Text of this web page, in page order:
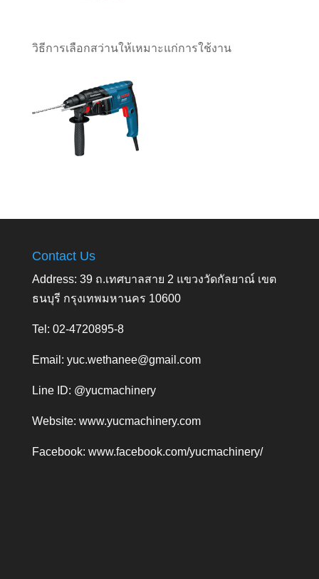
วิธีการเลือกสว่านให้เหมาะแก่การใช้งาน
Contact Us
Address: 39 ถ.เทศบาลสาย 2 แขวงวัดกัลยาณ์ เขต
ธนบุรี กรุงเทพมหานคร 10600
Tel: 02-4720895-8
Email: yuc.wethanee@gmail.com
Line ID: @yucmachinery
Website: www.yucmachinery.com
Facebook: www.facebook.com/yucmachinery/